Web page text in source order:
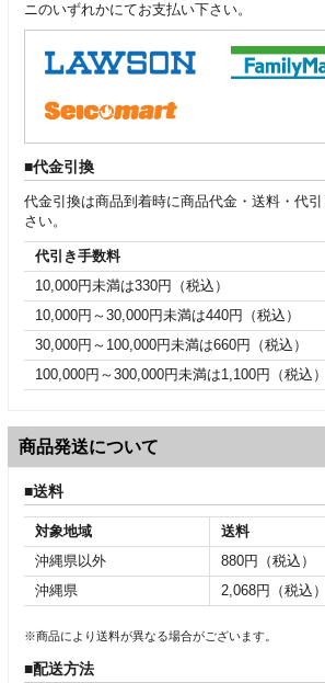
ニのいずれかにてお支払い下さい。
代金引換
代金引換は商品到着時に商品代金・送料・代
さい。
代引き手数料
10,000円未満は330円（税込）
10,000円～30,000円未満は440円（税込）
30,000円～100,000円未満は660円（税込）
100,000円～300,000円未満は1,100円（税込）
商品発送について
送料
対象地域
送料
沖縄県以外
880円（税込）
沖縄県
2,068円（税込）
※商品により送料が異なる場合がございます。
配送方法